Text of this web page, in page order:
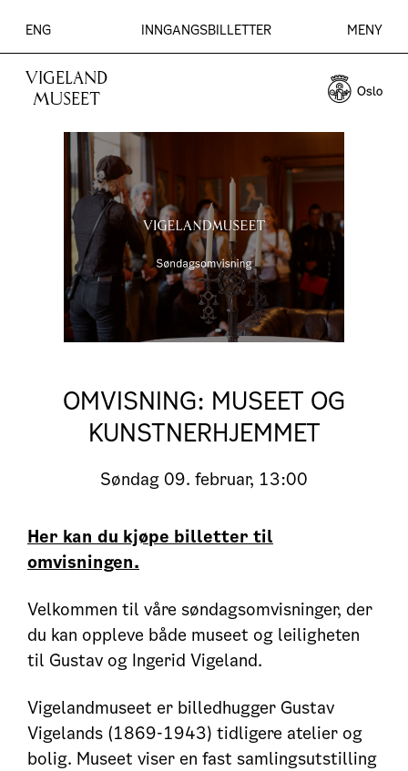
VIGELAND
MUSEET
INNGANGSBILLETTER
ENG MENY
OMVISNING: MUSEET OG
KUNSTNERHJEMMET
Søndag 09. februar, 13:00
Her kan du kjøpe billetter til
omvisningen.
Velkommen til våre søndagsomvisninger, der
du kan oppleve både museet og leiligheten
til Gustav og Ingerid Vigeland.
Vigelandmuseet er billedhugger Gustav
Vigelands (1869-1943) tidligere atelier og
bolig. Museet viser en fast samlingsutstilling